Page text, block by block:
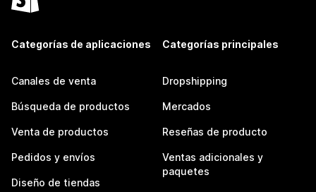
Categorías de aplicaciones
Canales de venta
Búsqueda de productos
Venta de productos
Pedidos y envíos
Diseño de tiendas
Categorías principales
Dropshipping
Mercados
Reseñas de producto
Ventas adicionales y
paquetes